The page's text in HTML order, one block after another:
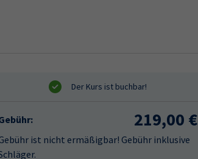
219,00 €
ist nicht ermäßigbar! Gebühr inklusive